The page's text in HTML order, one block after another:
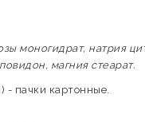
моногидрат, натрия
магния стеарат.
пачки картонные.